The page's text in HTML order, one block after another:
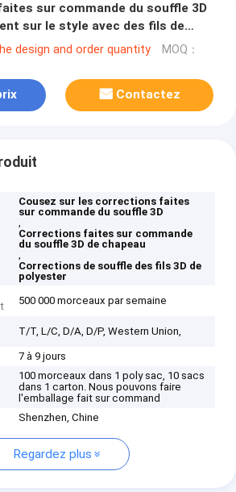
sur commande du souffle 3D
sur le style avec des fils de
design and order quantity MOQ：
Contactez
Cousez sur les corrections faites
sur commande du souffle 3D
,
Corrections faites sur commande
du souffle 3D de chapeau
,
Corrections de souffle des fils 3D de
polyester
500 000 morceaux par semaine
T/T, L/C, D/A, D/P, Western Union,
7 à 9 jours
100 morceaux dans 1 poly sac, 10 sacs
dans 1 carton. Nous pouvons faire
l'emballage fait sur command
Shenzhen, Chine
Regardez plus